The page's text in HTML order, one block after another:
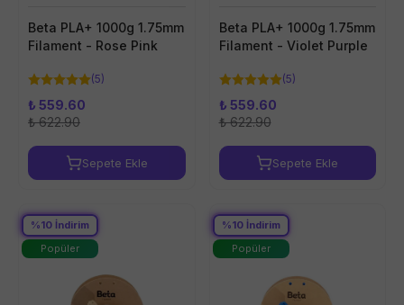
Beta PLA+ 1000g 1.75mm
Filament - Rose Pink
(5)
₺ 559.60
₺ 622.90
Sepete Ekle
Beta PLA+ 1000g 1.75mm
Filament - Violet Purple
(5)
₺ 559.60
₺ 622.90
Sepete Ekle
%10 İndirim
Popüler
%10İndirim
Popüler